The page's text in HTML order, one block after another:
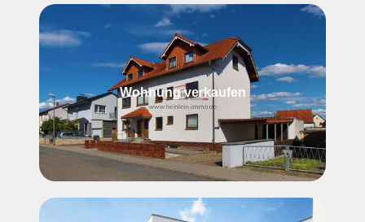
Wohnung verkaufen